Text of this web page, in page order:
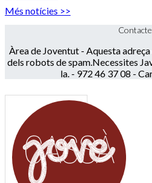
Més notícies >>
Contacte
Àrea de Joventut - Aquesta
dels robots de spam.Necessites
la.- 972 46 37 08 -